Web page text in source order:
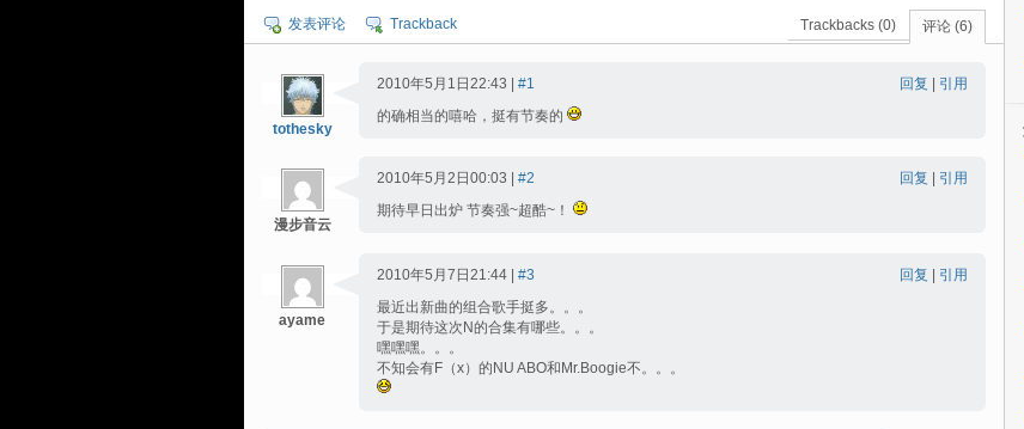
评论 (6)
Trackbacks (0)
发表评论 Trackback
tothesky
2010年5月1日22:43 | #1 回复
引用
的确相当的嘻哈，挺有节奏的
漫步音云
2010年5月2日00:03 | #2 回复
引用
期待早日出炉 节奏强~超酷~！
ayame
2010年5月7日21:44 | #3 回复
引用
最近出新曲的组合歌手挺多。。。
于是期待这次N的合集有哪些。。。
嘿嘿嘿。。。
不知会有F（x）的NU ABO和Mr.Boogie不。。。